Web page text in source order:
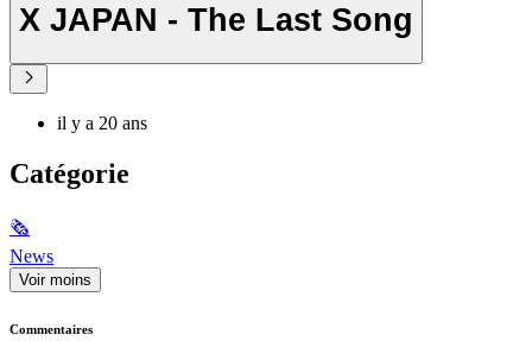
X JAPAN - The Last Song
il y a 20 ans
Catégorie
🗞
News
Voir moins
Commentaires